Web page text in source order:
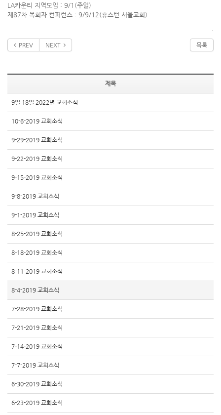
LA카운티 지역모임 : 9/1(주일)
제87차 목회자 컨퍼런스 : 9/9/12(휴스턴 서울교회)
.
PREV NEXT 목록
제목
9얼 18일 2022년 교회소식
10-6-2019 교회소식
9-29-2019 교회소식
9-22-2019 교회소식
9-15-2019 교회소식
9-8-2019 교회소식
9-1-2019 교회소식
8-25-2019 교회소식
8-18-2019 교회소식
8-11-2019 교회소식
8-4-2019 교회소식
7-28-2019 교회소식
7-21-2019 교회소식
7-14-2019 교회소식
7-7-2019 교회소식
6-30-2019 교회소식
6-23-2019 교회소식